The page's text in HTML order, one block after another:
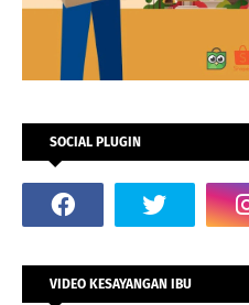
SOCIAL PLUGIN
VIDEO KESAYANGAN IBU